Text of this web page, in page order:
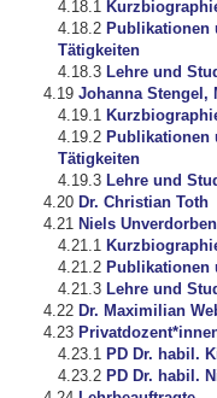
Publikationen
Tätigkeiten
Lehre und
Johanna Stengel,
Publikationen
Tätigkeiten
Lehre und
Dr. Christian Toth
Niels
Publikationen
Lehre und
Dr. Maximilian
PD Dr. habil.
PD Dr. habil.